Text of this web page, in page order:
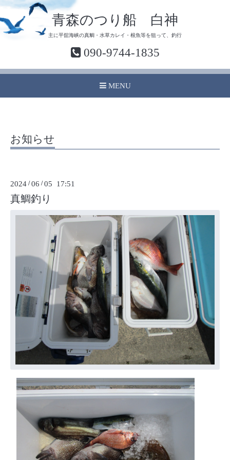
青森のつり船 白神
主に平舘海峡の真鯛・水草カレイ・根魚等を狙って、釣行
090-9744-1835
MENU
お知らせ
2024 /06 /05 17:51
真鯛釣り